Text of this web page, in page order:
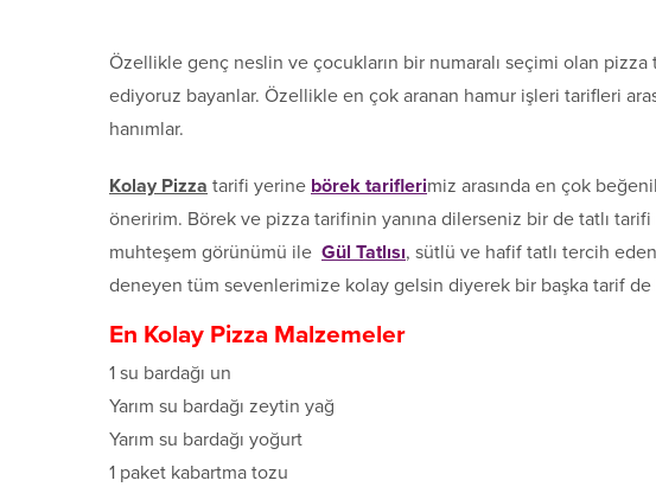
Özellikle genç neslin ve çocukların bir numaralı seçimi olan
ediyoruz bayanlar. Özellikle en çok aranan hamur işleri tarifleri
hanımlar.
Kolay Pizza tarifi yerine börek tariflerimiz arasında en çok
öneririm. Börek ve pizza tarifinin yanına dilerseniz bir de tatlı
muhteşem görünümü ile Gül Tatlısı, sütlü ve hafif tatlı tercih
deneyen tüm sevenlerimize kolay gelsin diyerek bir başka tarif de
En Kolay Pizza Malzemeler
1 su bardağı un
Yarım su bardağı zeytin yağ
Yarım su bardağı yoğurt
1 paket kabartma tozu